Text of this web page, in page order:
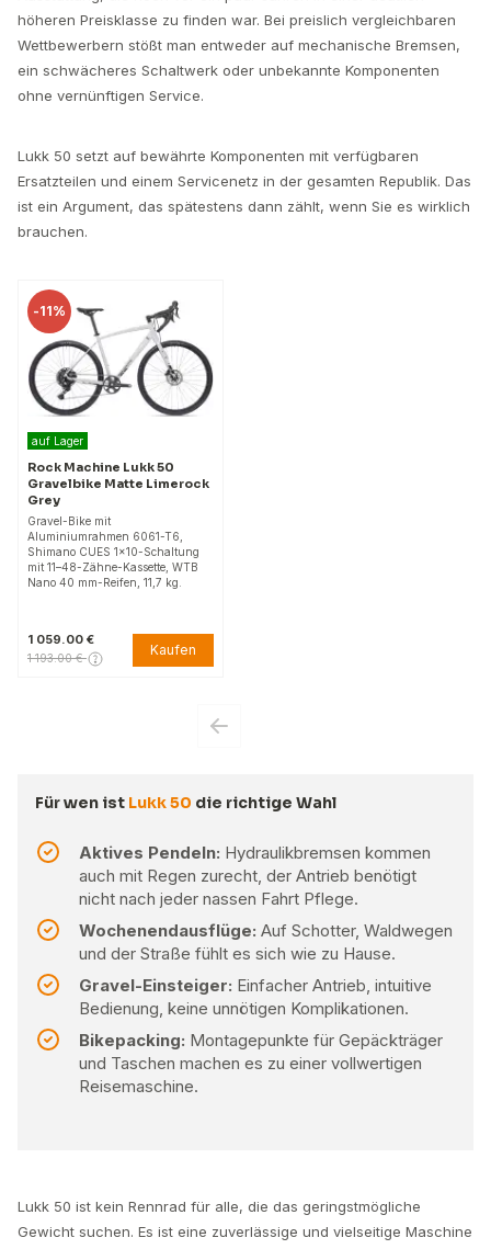
höheren Preisklasse zu finden war. Bei preislich vergleichbaren
Wettbewerbern stößt man entweder auf mechanische Bremsen,
ein schwächeres Schaltwerk oder unbekannte Komponenten
ohne vernünftigen Service.
Lukk 50 setzt auf bewährte Komponenten mit verfügbaren
Ersatzteilen und einem Servicenetz in der gesamten Republik. Das
ist ein Argument, das spätestens dann zählt, wenn Sie es wirklich
brauchen.
-11%
auf Lager
Rock Machine Lukk 50
Gravelbike Matte Limerock
Grey
Gravel-Bike mit
Aluminiumrahmen 6061-T6,
Shimano CUES 1x10-Schaltung
mit 11–48-Zähne-Kassette, WTB
Nano 40 mm-Reifen, 11,7 kg.
1 059.00 €
1 193.00 € Kaufen
Für wen ist Lukk 50 die richtige Wahl
Aktives Pendeln: Hydraulikbremsen kommen
auch mit Regen zurecht, der Antrieb benötigt
nicht nach jeder nassen Fahrt Pflege.
Wochenendausflüge: Auf Schotter, Waldwegen
und der Straße fühlt es sich wie zu Hause.
Gravel-Einsteiger: Einfacher Antrieb, intuitive
Bedienung, keine unnötigen Komplikationen.
Bikepacking: Montagepunkte für Gepäckträger
und Taschen machen es zu einer vollwertigen
Reisemaschine.
Lukk 50 ist kein Rennrad für alle, die das geringstmögliche
Gewicht suchen. Es ist eine zuverlässige und vielseitige Maschine